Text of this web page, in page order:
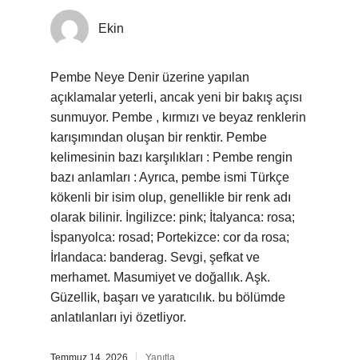
Ekin
Pembe Neye Denir üzerine yapılan
açıklamalar yeterli, ancak yeni bir bakış açısı
sunmuyor. Pembe , kırmızı ve beyaz renklerin
karışımından oluşan bir renktir. Pembe
kelimesinin bazı karşılıkları : Pembe rengin
bazı anlamları : Ayrıca, pembe ismi Türkçe
kökenli bir isim olup, genellikle bir renk adı
olarak bilinir. İngilizce: pink; İtalyanca: rosa;
İspanyolca: rosad; Portekizce: cor da rosa;
İrlandaca: banderag. Sevgi, şefkat ve
merhamet. Masumiyet ve doğallık. Aşk.
Güzellik, başarı ve yaratıcılık. bu bölümde
anlatılanları iyi özetliyor.
Temmuz 14, 2026 Yanıtla